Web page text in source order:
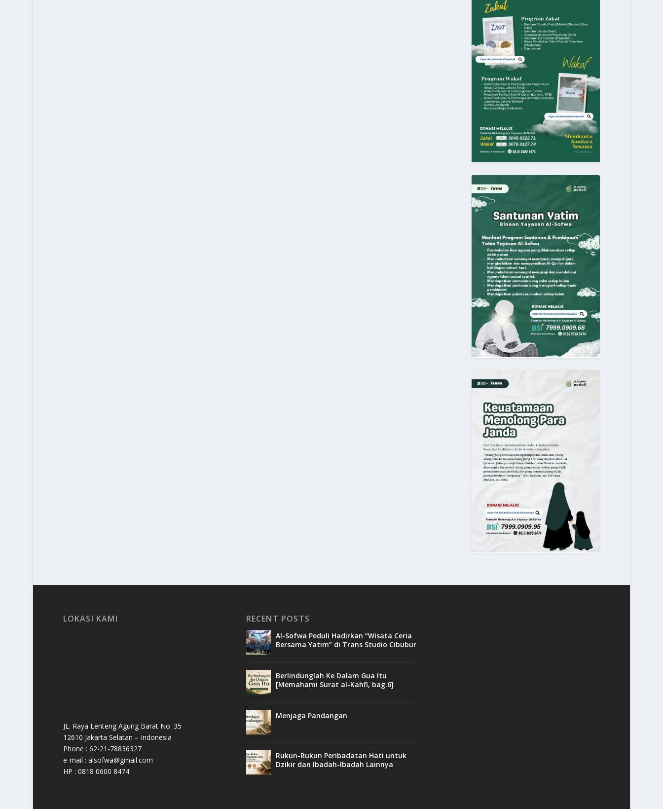
LOKASI KAMI
JL. Raya Lenteng Agung Barat No. 35
12610 Jakarta Selatan – Indonesia
Phone : 62-21-78836327
e-mail : alsofwa@gmail.com
HP : 0818 0600 8474
RECENT POSTS
Al-Sofwa Peduli Hadirkan “Wisata Ceria
Bersama Yatim” di Trans Studio Cibubur
Berlindunglah Ke Dalam Gua Itu
[Memahami Surat al-Kahfi, bag.6]
Menjaga Pandangan
Rukun-Rukun Peribadatan Hati untuk
Dzikir dan Ibadah-Ibadah Lainnya